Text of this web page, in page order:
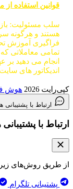
استفاده از مطالب
بازارهای
هرگونه سرمایه گذاری
آموزش تحت
که با
دهید بر عهده
های سایت تنها به
هوش فعال
با پشتیبانی هوش فعال
پشتیبانی هوش
زیر با ما در
تلگرام پشتیبانی